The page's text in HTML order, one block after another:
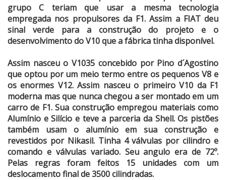
grupo C teriam que usar a mesma tecnologia
empregada nos propulsores da F1. Assim a FIAT deu
sinal verde para a construção do projeto e o
desenvolvimento do V10 que a fábrica tinha disponível.
Assim nasceu o V1035 concebido por Pino d´Agostino
que optou por um meio termo entre os pequenos V8 e
os enormes V12. Assim nasceu o primeiro V10 da F1
moderna mas que nunca chegou a ser montado em um
carro de F1. Sua construção empregou materiais como
Alumínio e Silício e teve a parceria da Shell. Os pistões
também usam o alumínio em sua construção e
revestidos por Nikasil. Tinha 4 válvulas por cilindro e
comando e válvulas variado. Seu angulo era de 72º.
Pelas regras foram feitos 15 unidades com um
deslocamento final de 3500 cilindradas.